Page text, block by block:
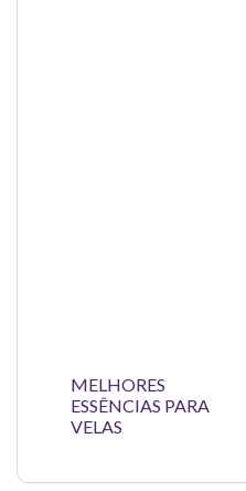
MELHORES
ESSÊNCIAS PARA
VELAS